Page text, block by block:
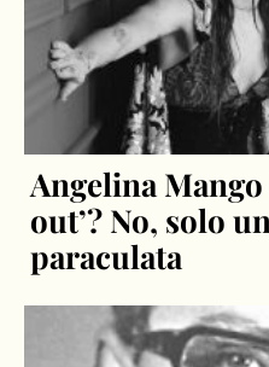
Angelina
out’? No, solo
paraculata